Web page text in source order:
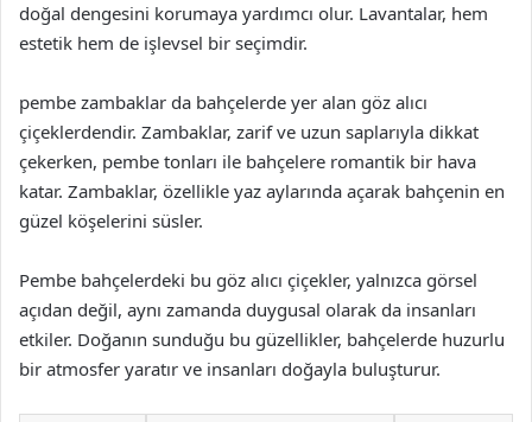
doğal dengesini korumaya yardımcı olur. Lavantalar, hem
estetik hem de işlevsel bir seçimdir.
pembe zambaklar da bahçelerde yer alan göz alıcı
çiçeklerdendir. Zambaklar, zarif ve uzun saplarıyla dikkat
çekerken, pembe tonları ile bahçelere romantik bir hava
katar. Zambaklar, özellikle yaz aylarında açarak bahçenin en
güzel köşelerini süsler.
Pembe bahçelerdeki bu göz alıcı çiçekler, yalnızca görsel
açıdan değil, aynı zamanda duygusal olarak da insanları
etkiler. Doğanın sunduğu bu güzellikler, bahçelerde huzurlu
bir atmosfer yaratır ve insanları doğayla buluşturur.